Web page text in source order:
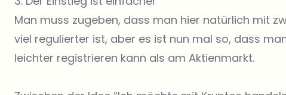
Man muss zugeben, dass man hier natürlich mit
viel regulierter ist, aber es ist nun mal so, dass
leichter registrieren kann als am Aktienmarkt.